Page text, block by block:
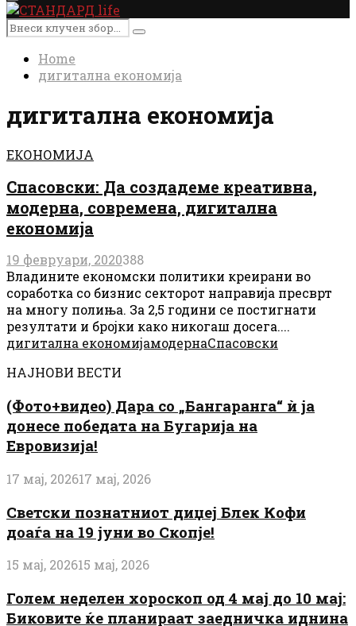
Primary
Menu
Search
for:
Search
Home
дигитална економија
дигитална економија
ЕКОНОМИЈА
Спасовски: Да создадеме креативна,
модерна, современа, дигитална
економија
19 февруари, 2020388
Владините економски политики креирани во
соработка со бизнис секторот направија пресврт
на многу полиња. За 2,5 години се постигнати
резултати и бројки како никогаш досега....
дигитална економијамодернаСпасовски
НАЈНОВИ ВЕСТИ
(Фото+видео) Дара со „Бангаранга“ ѝ ја
донесе победата на Бугарија на
Евровизија!
17 мај, 202617 мај, 2026
Светски познатниот диџеј Блек Кофи
доаѓа на 19 јуни во Скопје!
15 мај, 202615 мај, 2026
Голем неделен хороскоп од 4 мај до 10 мај:
Биковите ќе планираат заедничка иднина